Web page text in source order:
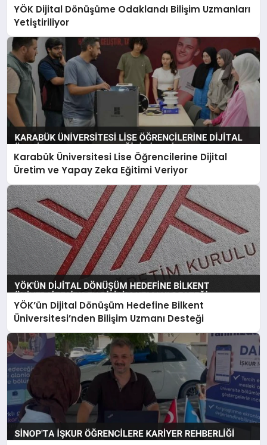
YÖK Dijital Dönüşüme Odaklandı Bilişim Uzmanları
Yetiştiriliyor
Karabük Üniversitesi Lise Öğrencilerine Dijital
Üretim ve Yapay Zeka Eğitimi Veriyor
YÖK’ün Dijital Dönüşüm Hedefine Bilkent
Üniversitesi’nden Bilişim Uzmanı Desteği